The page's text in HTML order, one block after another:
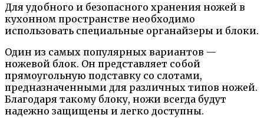
Для удобного и безопасного хранения ножей в
кухонном пространстве необходимо
использовать специальные органайзеры и блоки.
Один из самых популярных вариантов —
ножевой блок. Он представляет собой
прямоугольную подставку со слотами,
предназначенными для различных типов ножей.
Благодаря такому блоку, ножи всегда будут
надежно защищены и легко доступны.